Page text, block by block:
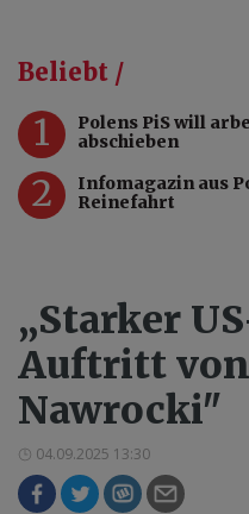
Beliebt /
1
Polens PiS will
abschieben
2
Infomagazin aus
Reinefahrt
„Starker
Auftritt
Nawrocki"
04.09.2025 13:30